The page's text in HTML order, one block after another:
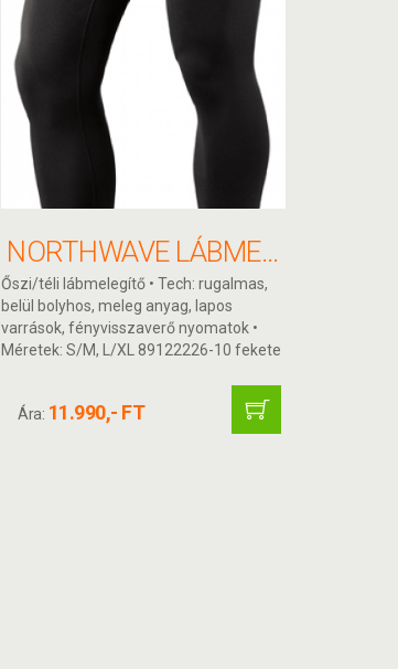
NORTHWAVE LÁBMELEGÍTŐ EASY TÉLI FEKETE
Őszi/téli lábmelegítő • Tech: rugalmas,
belül bolyhos, meleg anyag, lapos
varrások, fényvisszaverő nyomatok •
Méretek: S/M, L/XL 89122226-10 fekete
Ára: 11.990,- FT